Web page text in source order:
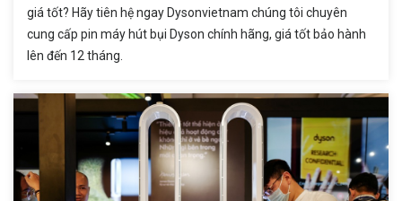
giá tốt? Hãy tiên hệ ngay Dysonvietnam chúng tôi chuyên
cung cấp pin máy hút bụi Dyson chính hãng, giá tốt bảo hành
lên đến 12 tháng.